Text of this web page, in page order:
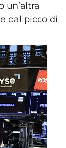
un’altra
dal picco di